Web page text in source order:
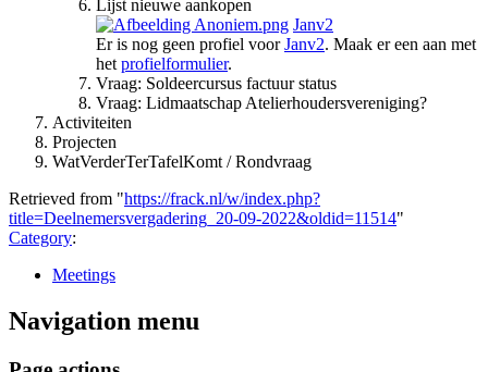
Lijst nieuwe aankopen
Janv2
Er is nog geen profiel voorJanv2. Maak er een aan met
het profielformulier.
Vraag: Soldeercursus factuur status
Vraag: Lidmaatschap Atelierhoudersvereniging?
Activiteiten
Projecten
WatVerderTerTafelKomt / Rondvraag
Retrieved from "https://frack.nl/w/index.php?
title=Deelnemersvergadering_20-09-2022&oldid=11514"
Category:
Meetings
Navigation menu